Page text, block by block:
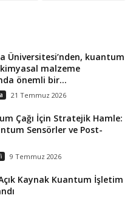
Üniversitesi’nden, kuantum
malzeme
önemli bir...
21 Temmuz 2026
Çağı İçin Stratejik Hamle:
Sensörler ve Post-
9 Temmuz 2026
Kaynak Kuantum İşletim